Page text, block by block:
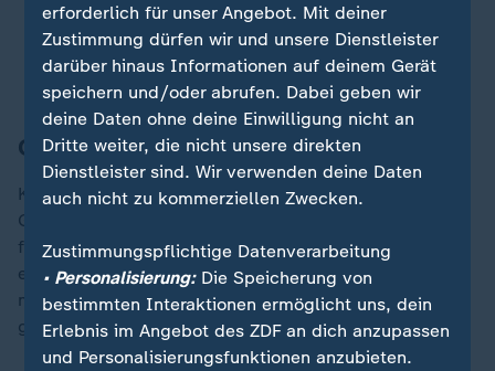
Berichte: Israel und Hisbollah vor Waffenruhe
Liveblog zum Nahost-Konflikt
Champions League
Kann der FC Bayern am Abend gegen Paris Saint-
Germain seine Klettertour in der Champions League
fortsetzen? Der Auftakt in der Königsklasse holperte
etwas, die Münchener stehen auf Rang 17. Doch
mittlerweile haben sie ordentlich Selbstvertrauen
getankt, wie Sportreporter Nils Kaben berichtet:
erforderlich für unser Angebot. Mit deiner
Zustimmung dürfen wir und unsere Dienstleister
darüber hinaus Informationen auf deinem Gerät
speichern und/oder abrufen. Dabei geben wir
deine Daten ohne deine Einwilligung nicht an
Dritte weiter, die nicht unsere direkten
Dienstleister sind. Wir verwenden deine Daten
auch nicht zu kommerziellen Zwecken.
Zustimmungspflichtige Datenverarbeitung
• Personalisierung:Die Speicherung von
bestimmten Interaktionen ermöglicht uns, dein
Erlebnis im Angebot des ZDF an dich anzupassen
und Personalisierungsfunktionen anzubieten.